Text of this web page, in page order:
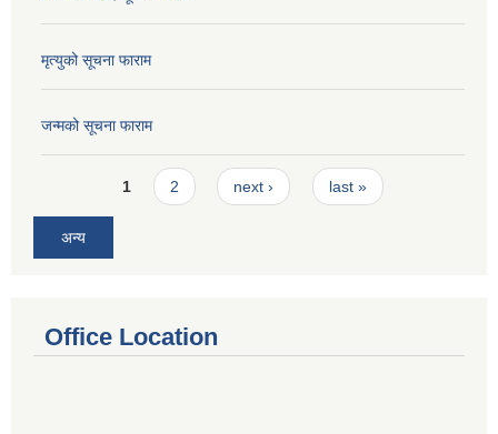
मृत्युको सूचना फाराम
जन्मको सूचना फाराम
Pages1 2 next › last »
अन्य
Office Location